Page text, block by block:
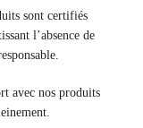
sont certifiés
l’absence de
avec nos produits